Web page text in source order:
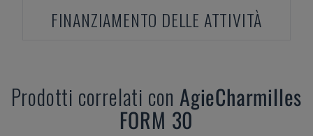
FINANZIAMENTO DELLE ATTIVITÀ
Prodotti correlati conAgieCharmilles
FORM 30